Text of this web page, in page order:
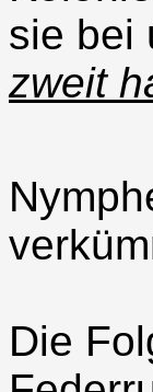
sie bei
zweit
Die